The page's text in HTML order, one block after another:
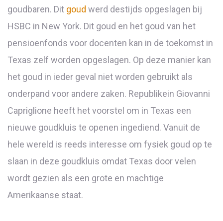
goudbaren. Dit goud werd destijds opgeslagen bij
HSBC in New York. Dit goud en het goud van het
pensioenfonds voor docenten kan in de toekomst in
Texas zelf worden opgeslagen. Op deze manier kan
het goud in ieder geval niet worden gebruikt als
onderpand voor andere zaken. Republikein Giovanni
Capriglione heeft het voorstel om in Texas een
nieuwe goudkluis te openen ingediend. Vanuit de
hele wereld is reeds interesse om fysiek goud op te
slaan in deze goudkluis omdat Texas door velen
wordt gezien als een grote en machtige
Amerikaanse staat.